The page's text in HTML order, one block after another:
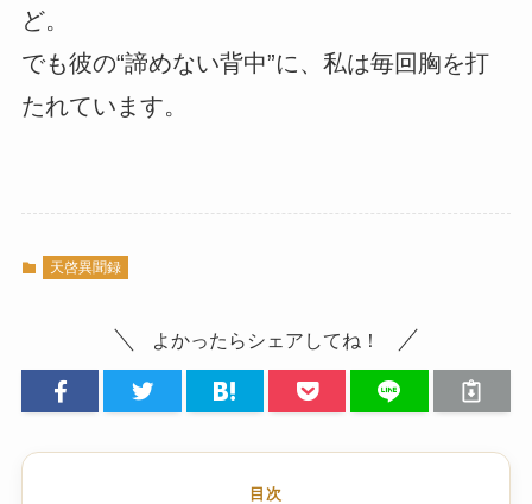
ど。
でも彼の“諦めない背中”に、私は毎回胸を打
たれています。
天啓異聞録
よかったらシェアしてね！
目次